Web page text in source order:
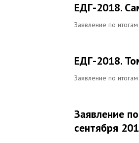
ЕДГ-2018.
Заявление по
ЕДГ-2018.
Заявление по
Заявление
сентября